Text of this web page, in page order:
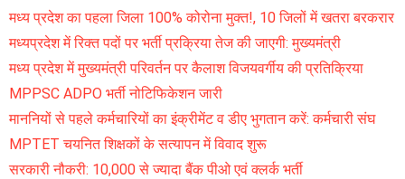
मध्य प्रदेश का पहला जिला 100% कोरोना मुक्त!, 10 जिलों में खतरा बरकरार
मध्यप्रदेश में रिक्त पदों पर भर्ती प्रक्रिया तेज की जाएगी: मुख्यमंत्री
मध्य प्रदेश में मुख्यमंत्री परिवर्तन पर कैलाश विजयवर्गीय की प्रतिक्रिया
MPPSC ADPO भर्ती नोटिफिकेशन जारी
माननियों से पहले कर्मचारियों का इंक्रीमेंट व डीए भुगतान करें: कर्मचारी संघ
MPTET चयनित शिक्षकों के सत्यापन में विवाद शुरू
सरकारी नौकरी: 10,000 से ज्यादा बैंक पीओ एवं क्लर्क भर्ती